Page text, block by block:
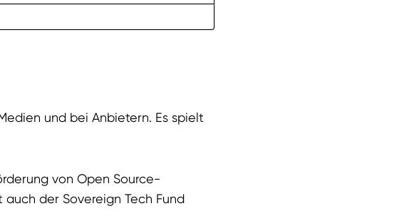
und bei Anbietern. Es spielt
von Open Source-
auch der Sovereign Tech Fund